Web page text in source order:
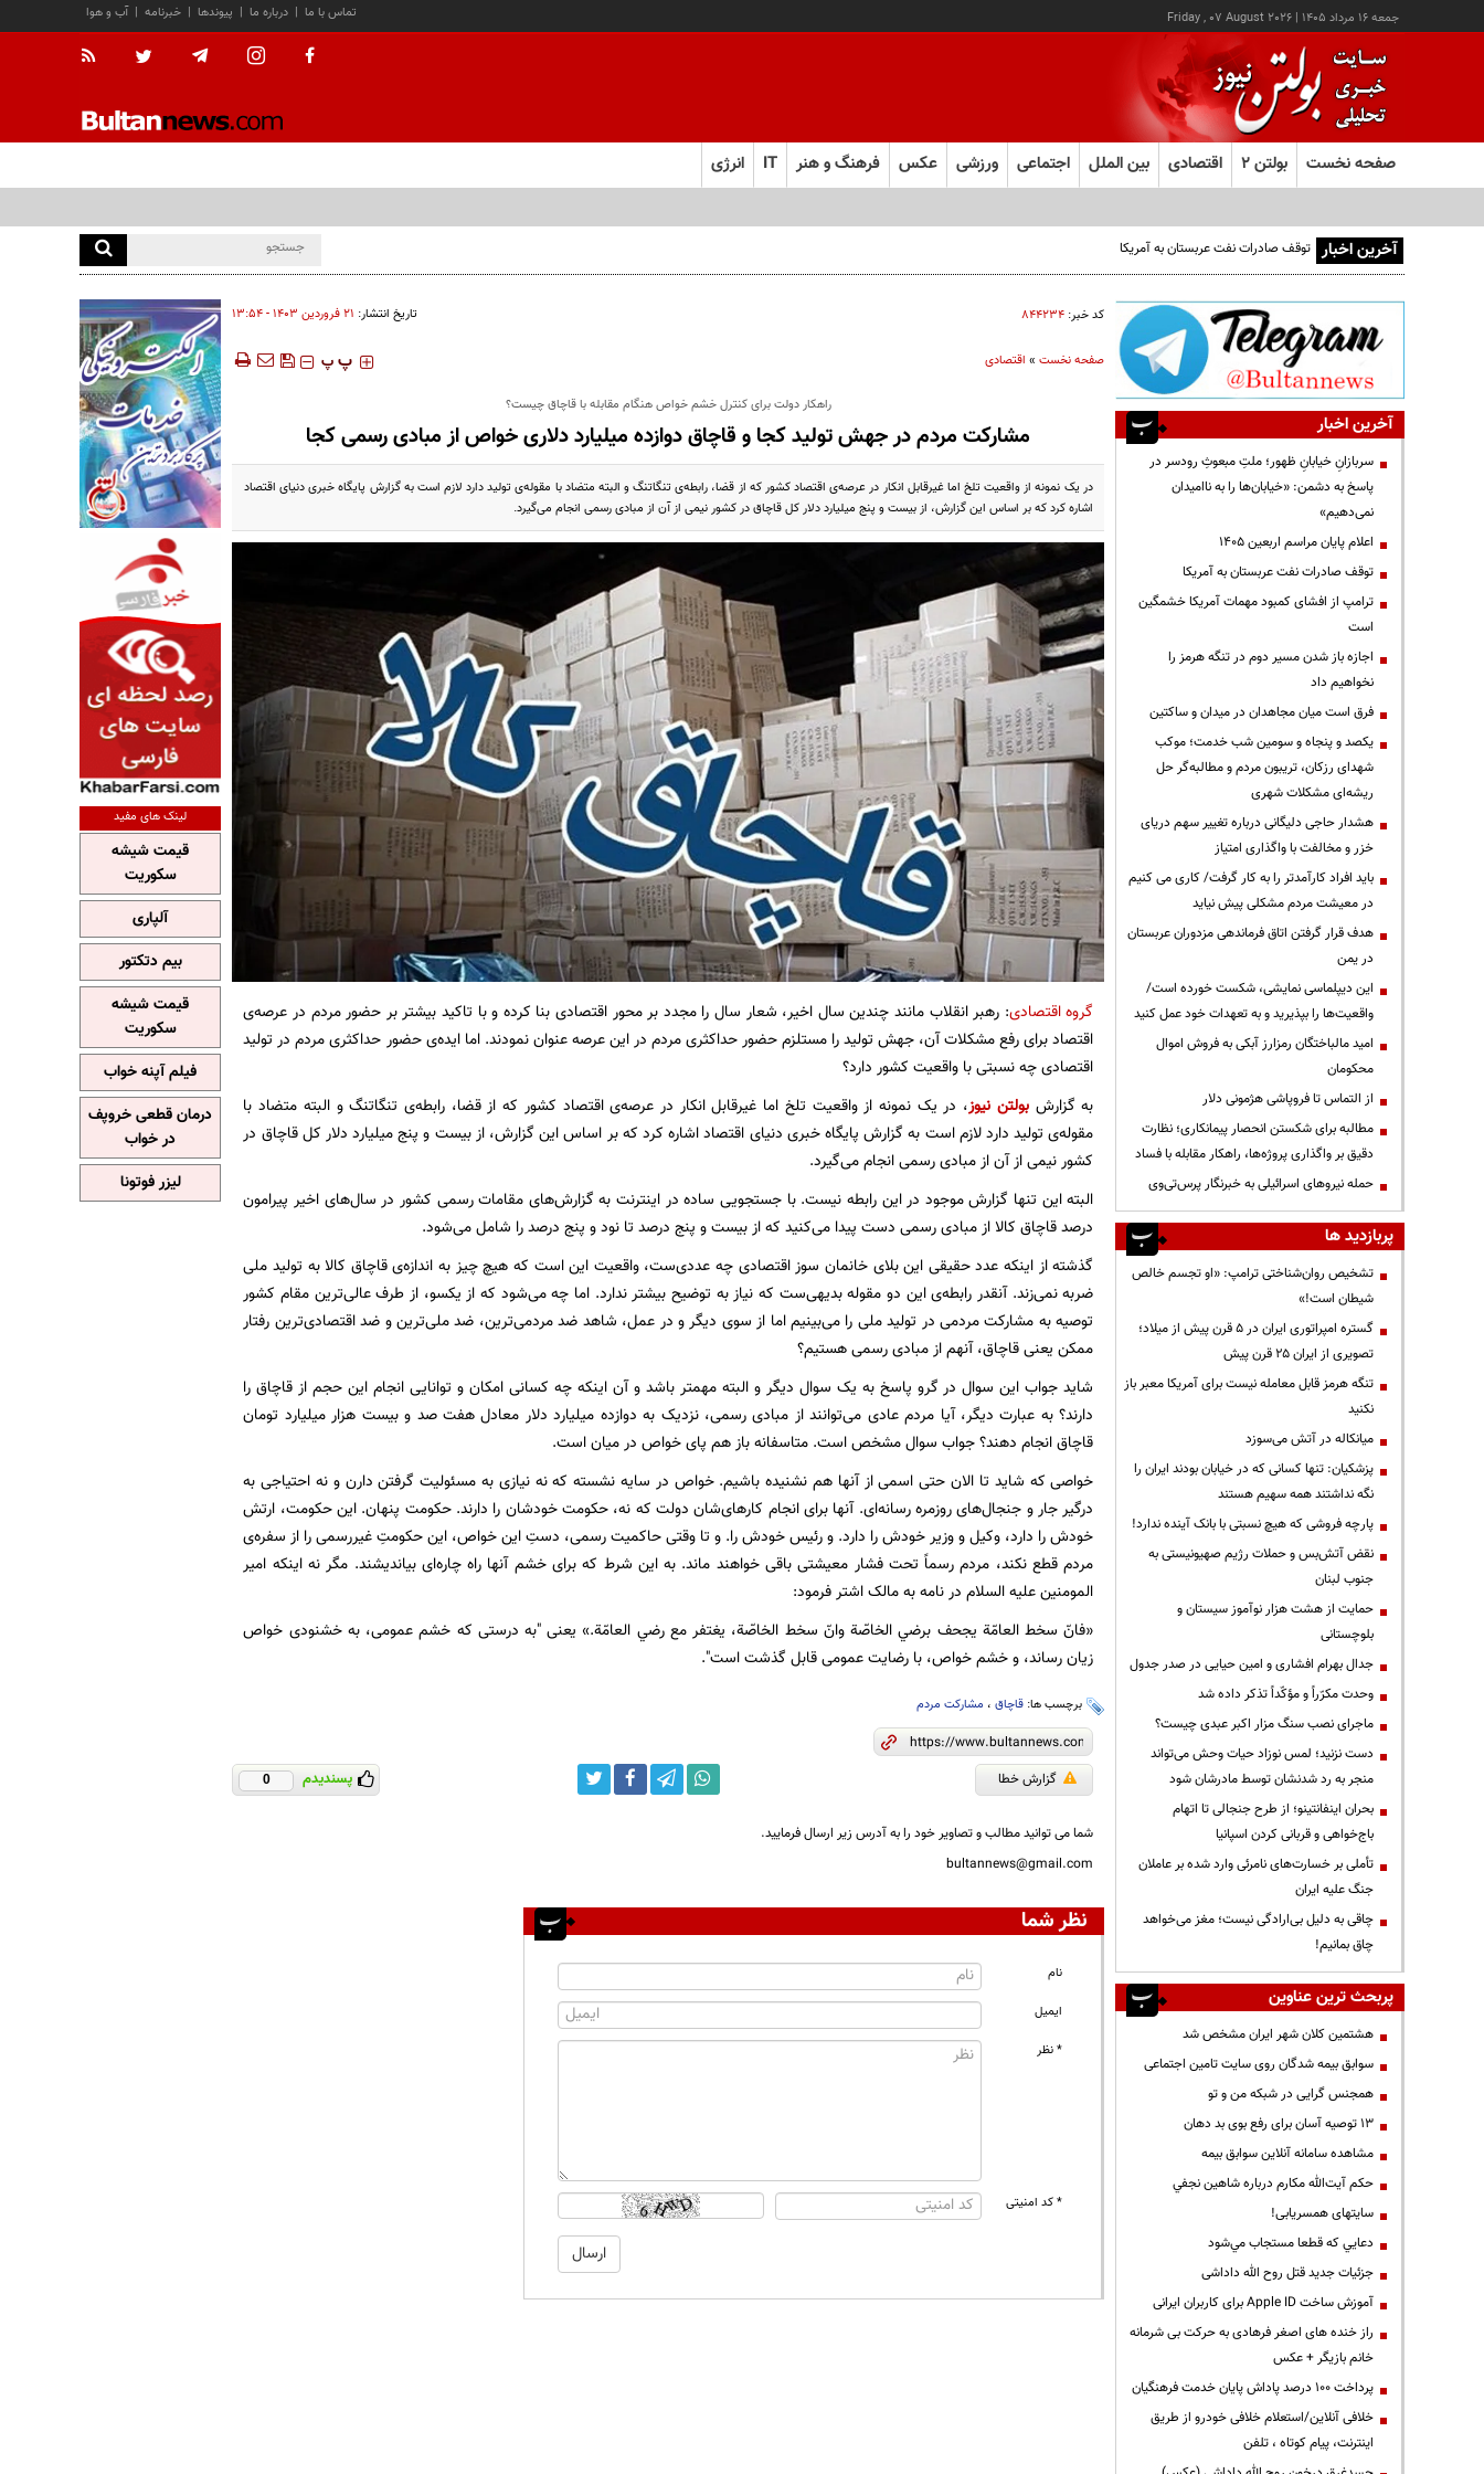
جمعه ۱۶ مرداد ۱۴۰۵ |
Friday , 07 August 2026 آب و هوا | خبرنامه | پیوندها | درباره ما | تماس با ما
صفحه نخست بولتن ۲ اقتصادی بین الملل اجتماعی ورزشی عکس فرهنگ و هنر IT انرژی
آخرین اخبار توقف صادرات نفت عربستان به آمریکا
کد خبر: ۸۴۴۲۳۴ تاریخ انتشار: ۲۱ فروردين ۱۴۰۳ - ۱۳:۵۴
صفحه نخست» اقتصادی ‍‍‍ پ پ
راهکار دولت برای کنترل خشم خواص هنگام مقابله با قاچاق چیست؟
مشارکت مردم در جهش تولید کجا و قاچاق دوازده میلیارد دلاری خواص از مبادی رسمی کجا
در یک نمونه از واقعیت تلخ اما غیرقابل انکار در عرصه‌ی اقتصاد کشور که از قضا، رابطه‌ی تنگاتنگ و البته متضاد با مقوله‌‌ی تولید دارد لازم است به گزارش پایگاه خبری دنیای اقتصاد
اشاره کرد که بر اساس این گزارش، از بیست و پنج ‌میلیارد دلار کل قاچاق در کشور نیمی از آن از مبادی رسمی انجام می‌گیرد.
گروه اقتصادی: رهبر انقلاب مانند چندین سال اخیر، شعار سال را مجدد بر محور اقتصادی بنا کرده و با تاکید بیشتر بر حضور مردم در عرصه‌ی
اقتصاد برای رفع مشکلات آن، جهش تولید را مستلزم حضور حداکثری مردم در این عرصه عنوان نمودند. اما ایده‌ی حضور حداکثری مردم در تولید
اقتصادی چه نسبتی با واقعیت کشور دارد؟
به گزارشبولتن نیوز، در یک نمونه از واقعیت تلخ اما غیرقابل انکار در عرصه‌ی اقتصاد کشور که از قضا، رابطه‌ی تنگاتنگ و البته متضاد با
مقوله‌‌ی تولید دارد لازم است به گزارش پایگاه خبری دنیای اقتصاد اشاره کرد که بر اساس این گزارش، از بیست و پنج ‌میلیارد دلار کل قاچاق در
کشور نیمی از آن از مبادی رسمی انجام می‌گیرد.
البته این تنها گزارش موجود در این رابطه نیست. با جستجویی ساده در اینترنت به گزارش‌های مقامات رسمی کشور در سال‌های اخیر پیرامون
درصد قاچاق کالا از مبادی رسمی دست پیدا می‌کنید که از بیست و پنج درصد تا نود و پنج درصد را شامل می‌شود.
گذشته از اینکه عدد حقیقی این بلای خانمان سوز اقتصادی چه عددی‌ست، واقعیت این است که هیچ چیز به اندازه‌ی قاچاق کالا به تولید ملی
ضربه نمی‌زند. آنقدر رابطه‌ی این دو مقوله بدیهی‌ست که نیاز به توضیح بیشتر ندارد. اما چه می‌شود که از یکسو، از طرف عالی‌ترین مقام کشور
توصیه به مشارکت مردمی در تولید ملی را می‌بینیم اما از سوی دیگر و در عمل، شاهد ضد مردمی‌ترین، ضد ملی‌ترین و ضد اقتصادی‌ترین رفتار
ممکن یعنی قاچاق، آنهم از مبادی رسمی هستیم؟
شاید جواب این سوال در گرو پاسخ به یک سوال دیگر و البته مهمتر باشد و آن اینکه چه کسانی امکان و توانایی انجام این حجم از قاچاق را
دارند؟ به عبارت دیگر، آیا مردم عادی می‌توانند از مبادی رسمی، نزدیک به دوازده میلیارد دلار معادل هفت صد و بیست هزار میلیارد تومان
قاچاق انجام دهند؟ جواب سوال مشخص است. متاسفانه باز هم پای خواص در میان است.
خواصی که شاید تا الان حتی اسمی از آنها هم نشنیده باشیم. خواص در سایه نشسته که نه نیازی به مسئولیت گرفتن دارن و نه احتیاجی به
درگیر جار و جنجال‌های روزمره رسانه‌ای. آنها برای انجام کارهای‌شان دولت که نه، حکومت خودشان را دارند. حکومت پنهان. این حکومت، ارتش
خودش را دارد، وکیل و وزیر خودش را دارد. و رئیس خودش را. و تا وقتی حاکمیت رسمی، دستِ این خواص، این حکومتِ غیررسمی را از سفره‌ی
مردم قطع نکند، مردم رسماً تحت فشار معیشتی باقی خواهند ماند. به این شرط که برای خشم آنها راه چاره‌ای بیاندیشند. مگر نه اینکه امیر
المومنین علیه السلام در نامه به مالک اشتر فرمود:
«فانّ سخط العامّة يجحف برضي الخاصّة وانّ سخط الخاصّة، يغتفر مع رضي العامّة.» یعنی ″به درستی كه خشم عمومی، به خشنودی خواص
زيان رساند، و خشم خواص، با رضايت عمومی قابل گذشت است″.
برچسب ها: قاچاق، مشارکت مردم
گزارش خطا پسندیدم 0
شما می توانید مطالب و تصاویر خود را به آدرس زیر ارسال فرمایید.
bultannews@gmail.com
نظر شما
نام
ایمیل
* نظر
* کد امنیتی
آخرین اخبار
سربازانِ خیابانِ ظهور؛ ملتِ مبعوثِ رودسر در
پاسخ به دشمن: «خیابان‌ها را به ناامیدان
نمی‌دهیم»
اعلام پایان مراسم اربعین ۱۴۰۵
توقف صادرات نفت عربستان به آمریکا
ترامپ از افشای کمبود مهمات آمریکا خشمگین
است
اجازه باز شدن مسیر دوم در تنگه هرمز را
نخواهیم داد
فرق است میان مجاهدان در میدان و ساکتین
یکصد و پنجاه و سومین شب خدمت؛ موکب
شهدای رزکان، تریبون مردم و مطالبه‌گر حل
ریشه‌ای مشکلات شهری
هشدار حاجی دلیگانی درباره تغییر سهم دریای
خزر و مخالفت با واگذاری امتیاز
باید افراد کارآمدتر را به کار گرفت/ کاری می کنیم
در معیشت مردم مشکلی پیش نیاید
هدف قرار گرفتن اتاق‌ فرماندهی مزدوران عربستان
در یمن
این دیپلماسی نمایشی، شکست خورده است/
واقعیت‌ها را بپذیرید و به تعهدات خود عمل کنید
امید مالباختگان رمزارز آبکی به فروش اموال
محکومان
از التماس تا فروپاشی هژمونی دلار
مطالبه برای شکستن انحصار پیمانکاری؛ نظارت
دقیق بر واگذاری پروژه‌ها، راهکار مقابله با فساد
حمله نیروهای اسرائیلی به خبرنگار پرس‌تی‌وی
پربازدید ها
تشخیص روان‌شناختی ترامپ: «او تجسم خالص
شیطان است!»
گستره امپراتوری ایران در ۵ قرن پیش از میلاد؛
تصویری از ایران ۲۵ قرن پیش
تنگه هرمز قابل معامله نیست برای آمریکا معبر باز
نکنید
میانکاله در آتش می‌سوزد
پزشکیان: تنها کسانی که در خیابان بودند ایران را
نگه نداشتند همه سهیم هستند
پارچه فروشی که هیچ نسبتی با بانک آینده ندارد!
نقض آتش‌بس و حملات رژیم صهیونیستی به
جنوب لبنان
حمایت از هشت هزار نوآموز سیستان و
بلوچستانی
جدال بهرام افشاری و امین حیایی در صدر جدول
وحدت مکرّراً و مؤکّداً تذکر داده شد
ماجرای نصب سنگ مزار اکبر عبدی چیست؟
دست نزنید؛ لمس نوزاد حیات وحش می‌تواند
منجر به رد شدنشان توسط مادرشان شود
بحران اینفانتینو؛ از طرح جنجالی تا اتهام
باج‌خواهی و قربانی کردن اسپانیا
تأملی بر خسارت‌های نامرئی وارد شده بر عاملان
جنگ علیه ایران
چاقی به دلیل بی‌ارادگی نیست؛ مغز می‌خواهد
چاق بمانیم!
پربحث ترین عناوین
هشتمین کلان شهر ایران مشخص شد
سوابق بیمه شدگان روی سایت تامین اجتماعی
همجنس گرایی در شبکه من و تو
13 توصیه آسان برای رفع بوی بد دهان
مشاهده سامانه آنلاين سوابق بیمه
حكم آيت‌الله مكارم درباره شاهين نجفي
سایتهای همسریابی!
دعايي كه قطعا مستجاب مي‌شود
جزئیات جدید قتل روح الله داداشی
آموزش ساخت Apple ID برای کاربران ایرانی
راز خنده های اصغر فرهادی به حرکت بی شرمانه
خانم بازیگر + عکس
پرداخت ۱۰۰ درصد پاداش پایان خدمت فرهنگیان
خلافی آنلاین/استعلام خلافی خودرو از طریق
اینترنت، پیام کوتاه ، تلفن
لینک های مفید
قیمت شیشه
سکوریت
آلپاری
بیم دتکتور
قیمت شیشه
سکوریت
فیلم آپنه خواب
درمان قطعی خروپف
در خواب
لیزر فوتونا